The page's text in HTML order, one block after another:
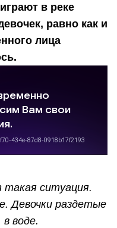
в реке
равно как и
лица
такая ситуация.
Девочки раздетые
воде.